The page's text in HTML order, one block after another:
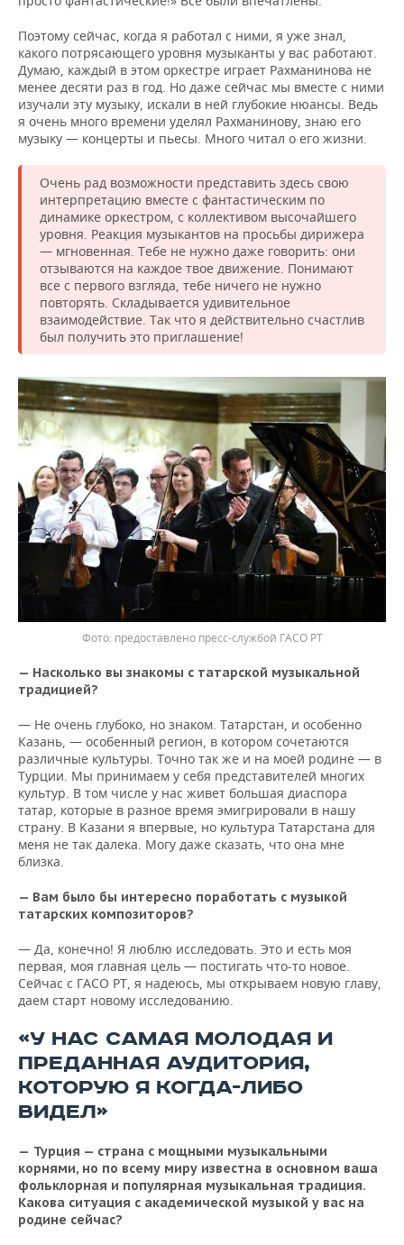
Поэтому сейчас, когда я работал с ними, я уже знал,
какого потрясающего уровня музыканты у вас работают.
Думаю, каждый в этом оркестре играет Рахманинова не
менее десяти раз в год. Но даже сейчас мы вместе с ними
изучали эту музыку, искали в ней глубокие нюансы. Ведь
я очень много времени уделял Рахманинову, знаю его
музыку — концерты и пьесы. Много читал о его жизни.
Очень рад возможности представить здесь свою
интерпретацию вместе с фантастическим по
динамике оркестром, с коллективом высочайшего
уровня. Реакция музыкантов на просьбы дирижера
— мгновенная. Тебе не нужно даже говорить: они
отзываются на каждое твое движение. Понимают
все с первого взгляда, тебе ничего не нужно
повторять. Складывается удивительное
взаимодействие. Так что я действительно счастлив
был получить это приглашение!
предоставлено пресс-службой ГАСО РТ
— Насколько вы знакомы с татарской музыкальной
традицией?
— Не очень глубоко, но знаком. Татарстан, и особенно
Казань, — особенный регион, в котором сочетаются
различные культуры. Точно так же и на моей родине — в
Турции. Мы принимаем у себя представителей многих
культур. В том числе у нас живет большая диаспора
татар, которые в разное время эмигрировали в нашу
страну. В Казани я впервые, но культура Татарстана для
меня не так далека. Могу даже сказать, что она мне
близка.
— Вам было бы интересно поработать с музыкой
татарских композиторов?
— Да, конечно! Я люблю исследовать. Это и есть моя
первая, моя главная цель — постигать что-то новое.
Сейчас с ГАСО РТ, я надеюсь, мы открываем новую главу,
даем старт новому исследованию.
«У НАС САМАЯ МОЛОДАЯ И
ПРЕДАННАЯ АУДИТОРИЯ,
КОТОРУЮ Я КОГДА-ЛИБО
ВИДЕЛ»
— Турция — страна с мощными музыкальными
корнями, но по всему миру известна в основном ваша
фольклорная и популярная музыкальная традиция.
Какова ситуация с академической музыкой у вас на
родине сейчас?